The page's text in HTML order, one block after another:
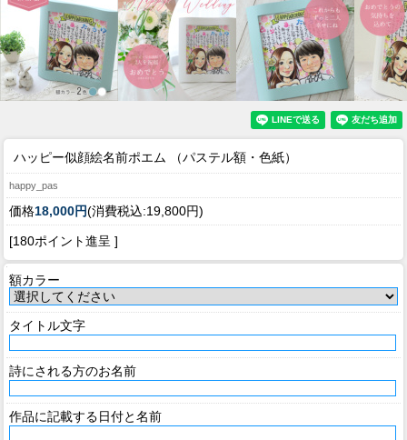
ハッピー似顔絵名前ポエム （パステル額・色紙）
happy_pas
価格18,000円(消費税込:19,800円)
[180ポイント進呈 ]
額カラー
タイトル文字
詩にされる方のお名前
作品に記載する日付と名前